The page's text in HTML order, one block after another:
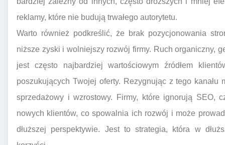
reklamy, które nie budują trwałego autorytetu.
Warto również podkreślić, że brak pozycjonowania
niższe zyski i wolniejszy rozwój firmy. Ruch organiczny,
jest często najbardziej wartościowym źródłem
poszukujących Twojej oferty. Rezygnując z tego kanału
sprzedażowy i wzrostowy. Firmy, które ignorują SEO,
nowych klientów, co spowalnia ich rozwój i może
dłuższej perspektywie. Jest to strategia, która w